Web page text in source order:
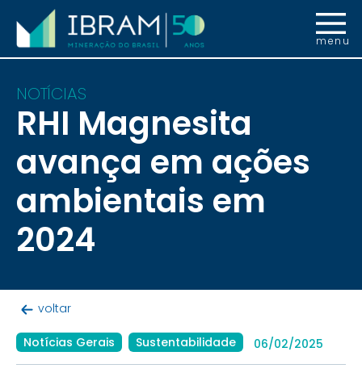
menu
NOTÍCIAS
RHI Magnesita
avança em ações
ambientais em
2024
voltar
Notícias Gerais Sustentabilidade 06/02/2025